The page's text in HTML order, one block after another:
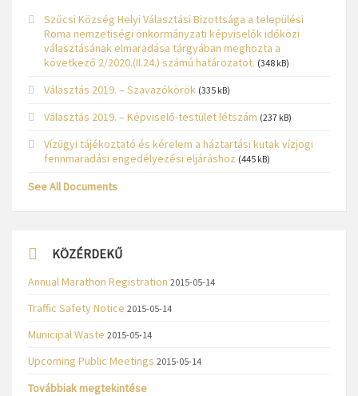
Szűcsi Község Helyi Választási Bizottsága a települési
Roma nemzetiségi önkormányzati képviselők időközi
választásának elmaradása tárgyában meghozta a
következő 2/2020.(II.24.) számú határozatot. (348 kB)
Választás 2019. – Szavazókörök (335 kB)
Választás 2019. – Képviselő-testület létszám (237 kB)
Vízügyi tájékoztató és kérelem a háztartási kutak vízjogi
fennmaradási engedélyezési eljáráshoz (445 kB)
See All Documents
KÖZÉRDEKŰ
Annual Marathon Registration 2015-05-14
Traffic Safety Notice 2015-05-14
Municipal Waste 2015-05-14
Upcoming Public Meetings 2015-05-14
Továbbiak megtekintése